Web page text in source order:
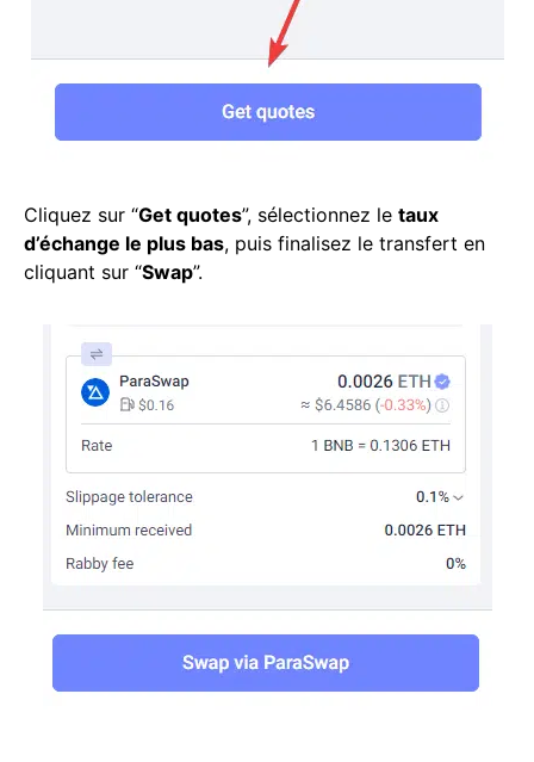
Cliquez sur “Get quotes”, sélectionnez le taux
d’échange le plus bas, puis finalisez le transfert en
cliquant sur “Swap”.